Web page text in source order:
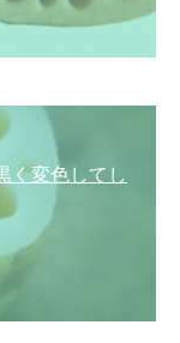
く変色してし